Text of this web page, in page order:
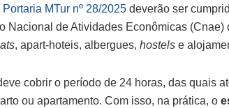
Portaria MTur nº 28/2025 deverão ser
Nacional de Atividades Econômicas (Cnae)
, apart-hoteis, albergues, hostels e
cobrir o período de 24 horas, das quais
ou apartamento. Com isso, na prática, o